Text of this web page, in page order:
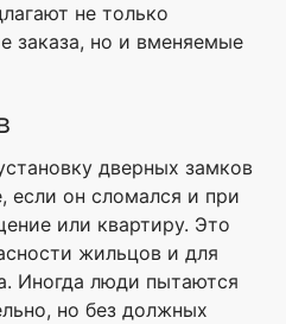
не только
заказа, но и вменяемые
дверных замков
если он сломался и при
или квартиру. Это
жильцов и для
Иногда люди пытаются
но без должных